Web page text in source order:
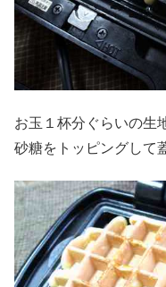
お玉１杯分ぐらいの生
砂糖をトッピングして